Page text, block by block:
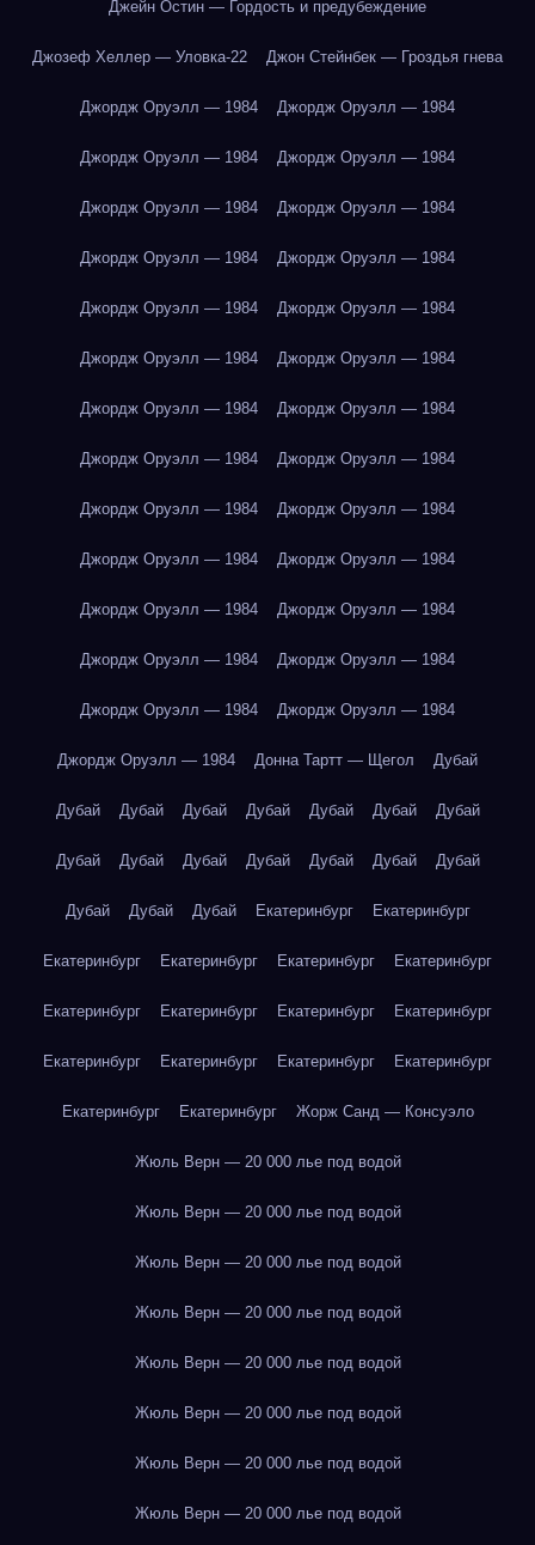
Джейн Остин — Гордость и предубеждение
Джозеф Хеллер — Уловка-22 Джон Стейнбек — Гроздья гнева
Джордж Оруэлл — 1984 Джордж Оруэлл — 1984
Джордж Оруэлл — 1984 Джордж Оруэлл — 1984
Джордж Оруэлл — 1984 Джордж Оруэлл — 1984
Джордж Оруэлл — 1984 Джордж Оруэлл — 1984
Джордж Оруэлл — 1984 Джордж Оруэлл — 1984
Джордж Оруэлл — 1984 Джордж Оруэлл — 1984
Джордж Оруэлл — 1984 Джордж Оруэлл — 1984
Джордж Оруэлл — 1984 Джордж Оруэлл — 1984
Джордж Оруэлл — 1984 Джордж Оруэлл — 1984
Джордж Оруэлл — 1984 Джордж Оруэлл — 1984
Джордж Оруэлл — 1984 Джордж Оруэлл — 1984
Джордж Оруэлл — 1984 Джордж Оруэлл — 1984
Джордж Оруэлл — 1984 Джордж Оруэлл — 1984
Джордж Оруэлл — 1984 Донна Тартт — Щегол Дубай
Дубай Дубай Дубай Дубай Дубай Дубай Дубай
Дубай Дубай Дубай Дубай Дубай Дубай Дубай
Дубай Дубай Дубай Екатеринбург Екатеринбург
Екатеринбург Екатеринбург Екатеринбург Екатеринбург
Екатеринбург Екатеринбург Екатеринбург Екатеринбург
Екатеринбург Екатеринбург Екатеринбург Екатеринбург
Екатеринбург Екатеринбург Жорж Санд — Консуэло
Жюль Верн — 20 000 лье под водой
Жюль Верн — 20 000 лье под водой
Жюль Верн — 20 000 лье под водой
Жюль Верн — 20 000 лье под водой
Жюль Верн — 20 000 лье под водой
Жюль Верн — 20 000 лье под водой
Жюль Верн — 20 000 лье под водой
Жюль Верн — 20 000 лье под водой